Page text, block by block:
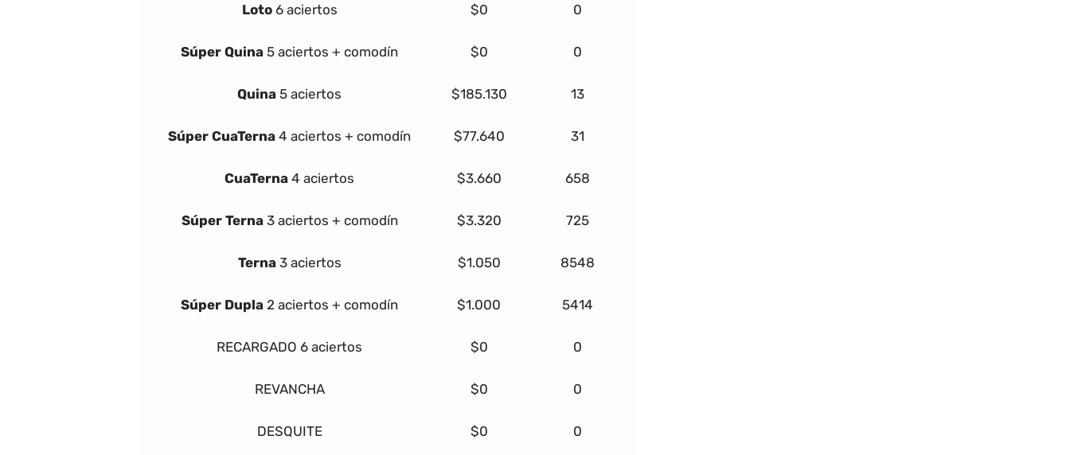
Loto 6 aciertos $0 0
Súper Quina 5 aciertos + comodín $0 0
Quina 5 aciertos $185.130 13
Súper CuaTerna 4 aciertos + comodín $77.640 31
CuaTerna 4 aciertos $3.660 658
Súper Terna 3 aciertos + comodín $3.320 725
Terna 3 aciertos $1.050 8548
Súper Dupla 2 aciertos + comodín $1.000 5414
RECARGADO 6 aciertos $0 0
REVANCHA $0 0
DESQUITE $0 0